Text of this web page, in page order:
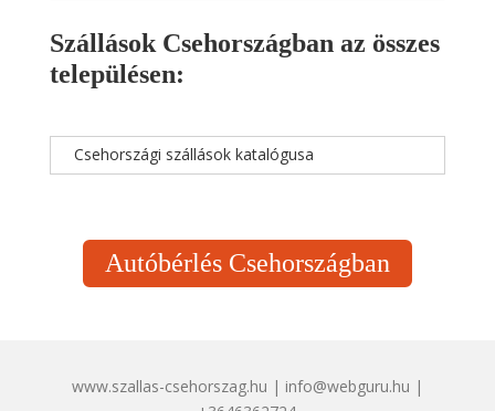
Szállások Csehországban az összes
településen:
Csehországi szállások katalógusa
Autóbérlés Csehországban
www.szallas-csehorszag.hu | info@webguru.hu |